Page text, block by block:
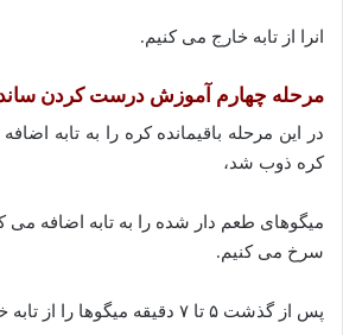
انرا از تابه خارج می کنیم.
مرحله چهارم آموزش درست کردن
در این مرحله باقیمانده کره را به تابه
کره ذوب شد،
میگوهای طعم دار شده را به تابه اضافه می
سرخ می کنیم.
پس از گذشت ۵ تا ۷ دقیقه میگوها را از تابه خارج می کنیم.